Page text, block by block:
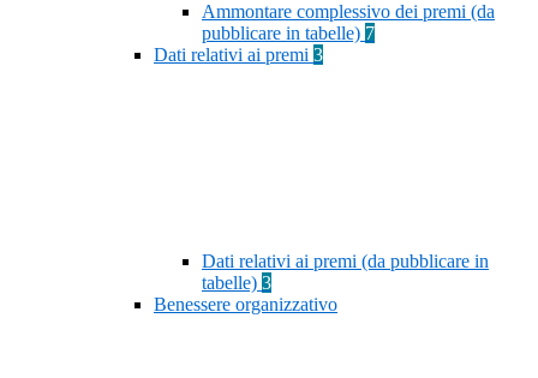
Ammontare complessivo dei premi (da
pubblicare in tabelle) 7
Dati relativi ai premi 3
Dati relativi ai premi (da pubblicare in
tabelle) 3
Benessere organizzativo